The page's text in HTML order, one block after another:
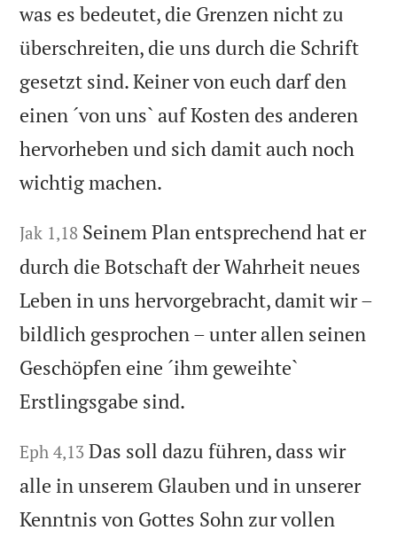
was es bedeutet, die Grenzen nicht zu
überschreiten, die uns durch die Schrift
gesetzt sind. Keiner von euch darf den
einen ´von uns` auf Kosten des anderen
hervorheben und sich damit auch noch
wichtig machen.
Jak 1,18 Seinem Plan entsprechend hat er
durch die Botschaft der Wahrheit neues
Leben in uns hervorgebracht, damit wir –
bildlich gesprochen – unter allen seinen
Geschöpfen eine ´ihm geweihte`
Erstlingsgabe sind.
Eph 4,13 Das soll dazu führen, dass wir
alle in unserem Glauben und in unserer
Kenntnis von Gottes Sohn zur vollen